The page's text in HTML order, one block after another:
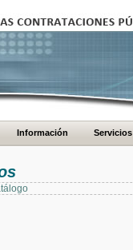
Información Servicios